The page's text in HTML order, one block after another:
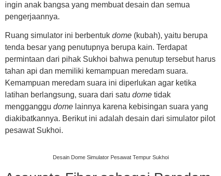
ingin anak bangsa yang membuat desain dan semua
pengerjaannya.
Ruang simulator ini berbentuk dome (kubah), yaitu berupa
tenda besar yang penutupnya berupa kain. Terdapat
permintaan dari pihak Sukhoi bahwa penutup tersebut harus
tahan api dan memiliki kemampuan meredam suara.
Kemampuan meredam suara ini diperlukan agar ketika
latihan berlangsung, suara dari satu dome tidak
mengganggu dome lainnya karena kebisingan suara yang
diakibatkannya. Berikut ini adalah desain dari simulator pilot
pesawat Sukhoi.
Desain Dome Simulator Pesawat Tempur Sukhoi